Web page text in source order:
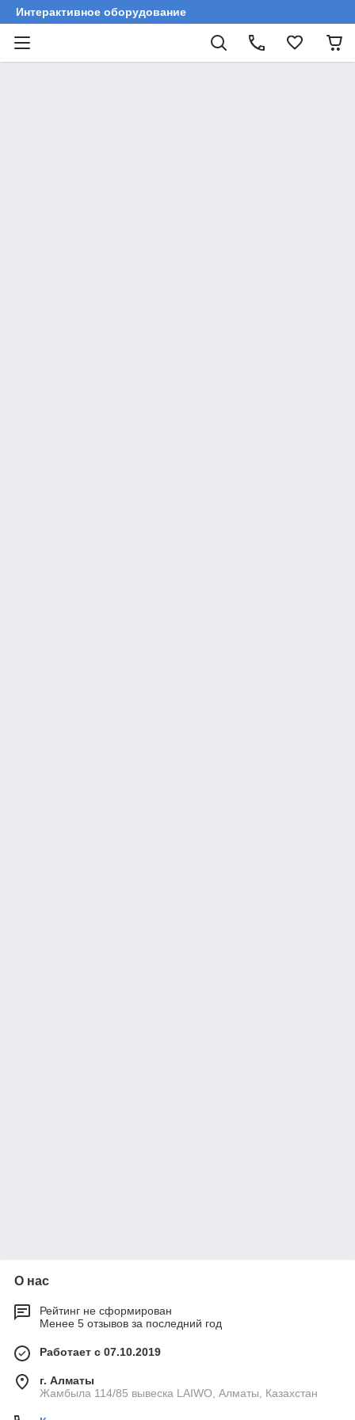
Интерактивное оборудование
О нас
Рейтинг не сформирован
Менее 5 отзывов за последний год
Работает с 07.10.2019
г. Алматы
Жамбыла 114/85 вывеска LAIWO, Алматы, Казахстан